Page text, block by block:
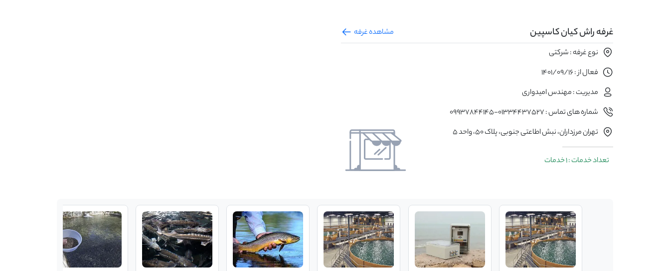
غرفه راش کیان کاسپین
مشاهده غرفه
نوع غرفه : شرکتی
فعال از : 1401/09/16
مدیریت : مهندس امیدواری
شماره های تماس : 01334437527-09937844145
تهران مرزداران، نبش اطاعتی جنوبی، پلاک ۵۰، واحد ۵
تعداد خدمات : 1 خدمات